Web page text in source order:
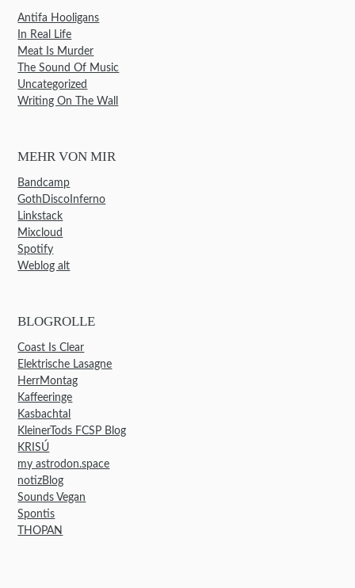
Antifa Hooligans
In Real Life
Meat Is Murder
The Sound Of Music
Uncategorized
Writing On The Wall
MEHR VON MIR
Bandcamp
GothDiscoInferno
Linkstack
Mixcloud
Spotify
Weblog alt
BLOGROLLE
Coast Is Clear
Elektrische Lasagne
HerrMontag
Kaffeeringe
Kasbachtal
KleinerTods FCSP Blog
KRISÚ
my astrodon.space
notizBlog
Sounds Vegan
Spontis
THOPAN